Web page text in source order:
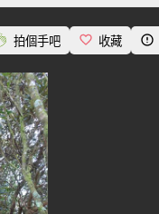
拍個手吧 收藏